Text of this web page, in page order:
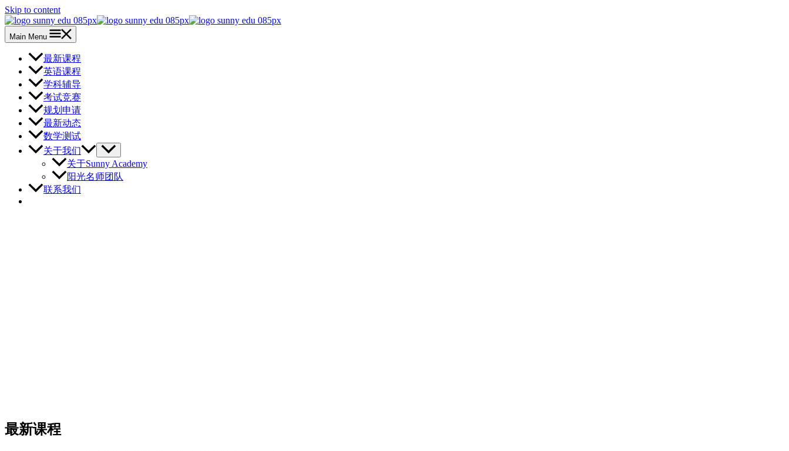
Skip to content
Main Menu
最新课程
英语课程
学科辅导
考试竞赛
规划申请
最新动态
数学测试
关于我们
关于Sunny Academy
阳光名师团队
联系我们
最新课程